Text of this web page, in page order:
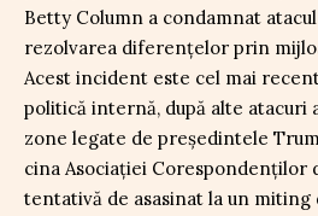
Betty Column a condamnat
rezolvarea diferențelor prin
Acest incident este cel mai
politică internă, după alte atacuri
zone legate de președintele
cina Asociației Corespondenților
tentativă de asasinat la un miting